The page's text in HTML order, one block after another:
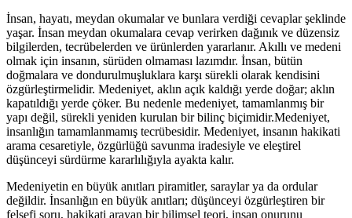
İnsan, hayatı, meydan okumalar ve bunlara verdiği cevaplar şeklinde
yaşar. İnsan meydan okumalara cevap verirken dağınık ve düzensiz
bilgilerden, tecrübelerden ve ürünlerden yararlanır. Akıllı ve medeni
olmak için insanın, sürüden olmaması lazımdır. İnsan, bütün
doğmalara ve dondurulmuşluklara karşı sürekli olarak kendisini
özgürleştirmelidir. Medeniyet, aklın açık kaldığı yerde doğar; aklın
kapatıldığı yerde çöker. Bu nedenle medeniyet, tamamlanmış bir
yapı değil, sürekli yeniden kurulan bir bilinç biçimidir.Medeniyet,
insanlığın tamamlanmamış tecrübesidir. Medeniyet, insanın hakikati
arama cesaretiyle, özgürlüğü savunma iradesiyle ve eleştirel
düşünceyi sürdürme kararlılığıyla ayakta kalır.
Medeniyetin en büyük anıtları piramitler, saraylar ya da ordular
değildir. İnsanlığın en büyük anıtları; düşünceyi özgürleştiren bir
felsefi soru, hakikati arayan bir bilimsel teori, insan onurunu